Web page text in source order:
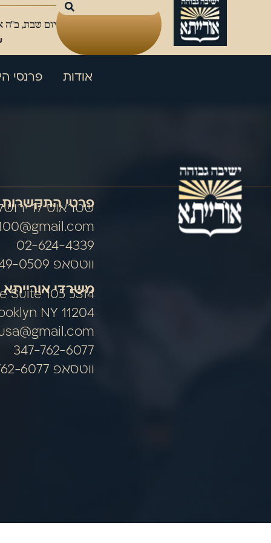
יום שבת, כ"ה
אודות פרנסי
פרטי התקשרות
שטראוס 17 ירושלים
02-624-4339
ווטסאפ 054-849-0509
משרדיSuite 105
NY 11204
347-762-6077
ווטסאפ 347-762-6077